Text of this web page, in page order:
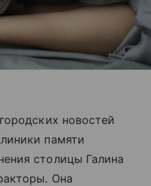
новостей
памяти
столицы Галина
Она